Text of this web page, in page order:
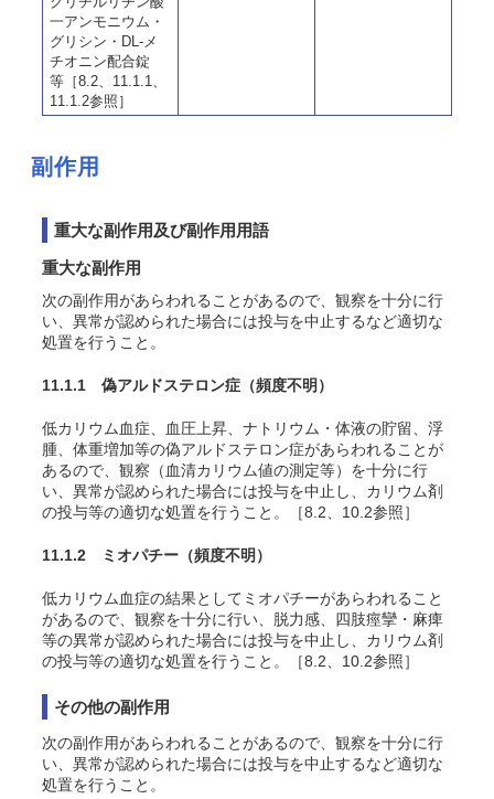
一アンモニウム・
グリシン・DL-メ
チオニン配合錠
等［8.2、11.1.1、
11.1.2参照］
副作用
重大な副作用及び副作用用語
重大な副作用
次の副作用があらわれることがあるので、観察を十分に行
い、異常が認められた場合には投与を中止するなど適切な
処置を行うこと。
11.1.1 偽アルドステロン症 （頻度不明）
低カリウム血症、血圧上昇、ナトリウム・体液の貯留、浮
腫、体重増加等の偽アルドステロン症があらわれることが
あるので、観察（血清カリウム値の測定等）を十分に行
い、異常が認められた場合には投与を中止し、カリウム剤
の投与等の適切な処置を行うこと。［8.2、10.2参照］
11.1.2 ミオパチー （頻度不明）
低カリウム血症の結果としてミオパチーがあらわれること
があるので、観察を十分に行い、脱力感、四肢痙攣・麻痺
等の異常が認められた場合には投与を中止し、カリウム剤
の投与等の適切な処置を行うこと。［8.2、10.2参照］
その他の副作用
次の副作用があらわれることがあるので、観察を十分に行
い、異常が認められた場合には投与を中止するなど適切な
処置を行うこと。